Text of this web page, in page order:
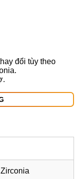
đổi tùy theo